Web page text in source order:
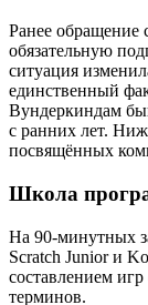
Ранее обращение
обязательную
ситуация
единственный
Вундеркиндам
с ранних лет.
посвящённых
Школа
На 90-минутных
Scratch Junior и
составлением
терминов.